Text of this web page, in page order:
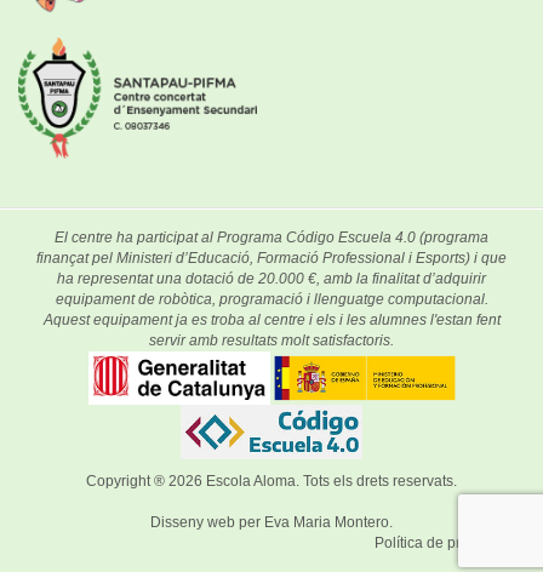
El centre ha participat al Programa Código Escuela 4.0 (programa
finançat pel Ministeri d’Educació, Formació Professional i Esports) i que
ha representat una dotació de 20.000 €, amb la finalitat d’adquirir
equipament de robòtica, programació i llenguatge computacional.
Aquest equipament ja es troba al centre i els i les alumnes l'estan fent
servir amb resultats molt satisfactoris.
Copyright ® 2026 Escola Aloma. Tots els drets reservats.
Disseny web per Eva Maria Montero.
Política de privacitat